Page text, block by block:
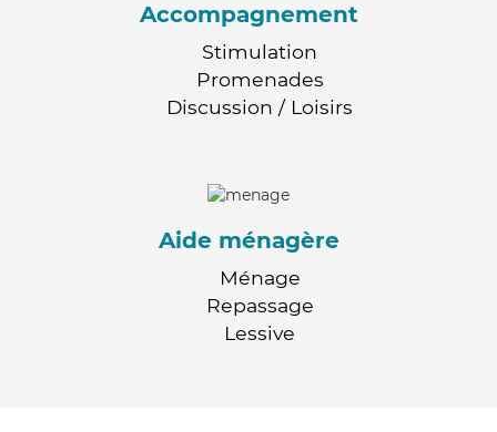
Accompagnement
Stimulation
Promenades
Discussion / Loisirs
Aide ménagère
Ménage
Repassage
Lessive